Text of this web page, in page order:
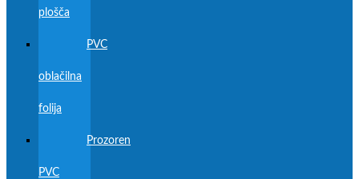
plošča
PVC
oblačilna
folija
Prozoren
PVC